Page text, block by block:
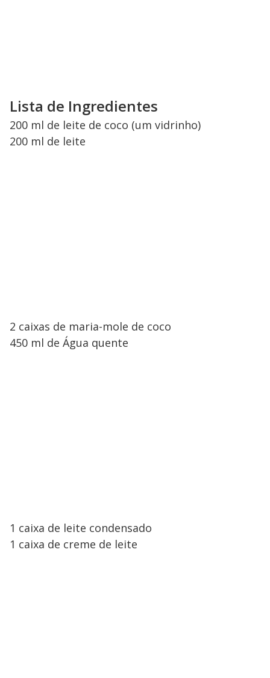
Lista de Ingredientes
200 ml de leite de coco (um vidrinho)
200 ml de leite
2 caixas de maria-mole de coco
450 ml de Água quente
1 caixa de leite condensado
1 caixa de creme de leite